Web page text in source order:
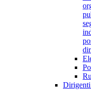
Dirigenti